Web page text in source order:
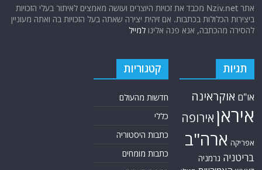
אתר Nziv.net מכבד את זכויות היוצרים ועושה מאמצים לאיתור בעלי הזכויות
ביצירות הכלולות בכתבות. אם זיהית יצירה שאתה בעל הזכויות בה ואתה מעוניין
להסירה מהכתבה, אנא פנה אלינולמייל
תגיות
או"ם אוקראינה
איראן אירופה
אפריקה ארה"ב
בריטניה גרמניה
קטגוריות
חדשות מהעולם
כללי
כתבות היסטוריה
כתבות מומחים